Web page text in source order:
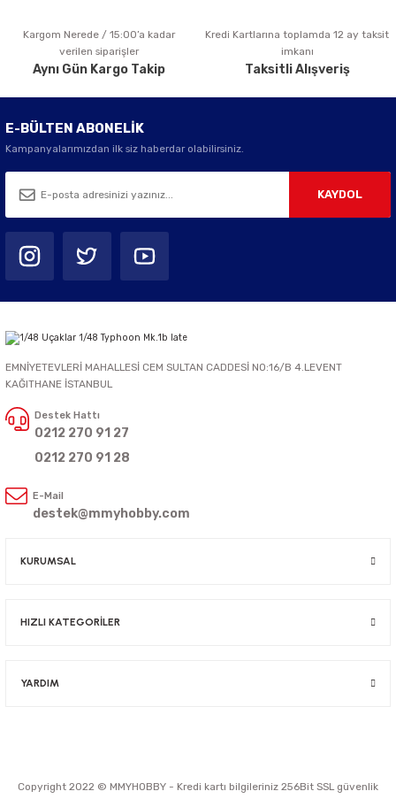
Gönder
Kargom Nerede / 15:00’a kadar
verilen siparişler
Aynı Gün Kargo Takip
Kredi Kartlarına toplamda 12 ay taksit
imkanı
Taksitli Alışveriş
E-BÜLTEN ABONELİK
Kampanyalarımızdan ilk siz haberdar olabilirsiniz.
KAYDOL
EMNİYETEVLERİ MAHALLESİ CEM SULTAN CADDESİ NO:16/B 4.LEVENT
KAĞITHANE İSTANBUL
Destek Hattı
0212 270 91 27
0212 270 91 28
E-Mail
destek@mmyhobby.com
KURUMSAL
HIZLI KATEGORİLER
YARDIM
Copyright 2022 © MMYHOBBY - Kredi kartı bilgileriniz 256Bit SSL güvenlik